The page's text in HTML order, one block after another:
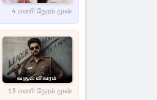
4 மணி நேரம் முன்
13 மணி நேரம் முன்